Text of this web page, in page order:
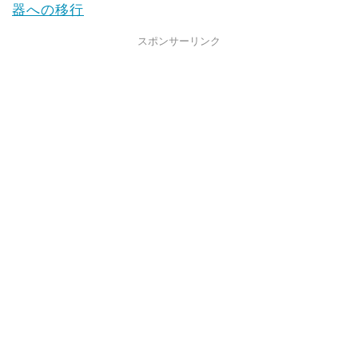
器への移行
スポンサーリンク